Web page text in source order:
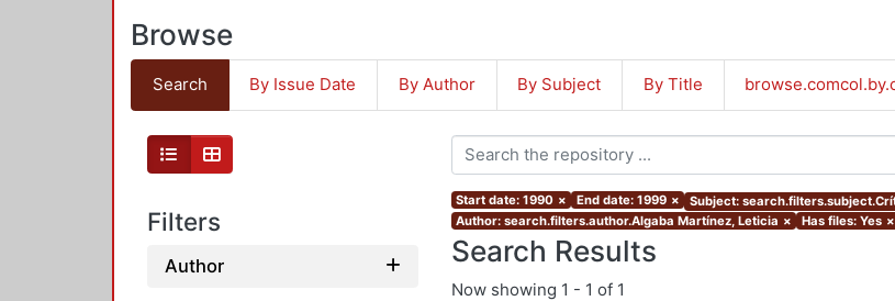
Browse
Search By Issue Date By Author By Subject By Title
Filters
Author
Start date: 1990 × End date: 1999 × Subject:
Author: search.filters.author.Algaba Martínez, Leticia × Has files: Yes ×
Search Results
Now showing 1 - 1 of 1